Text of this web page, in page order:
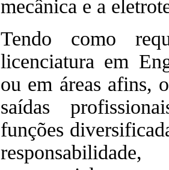
mecânica e a
Tendo como
licenciatura em
ou em áreas afins,
saídas
funções